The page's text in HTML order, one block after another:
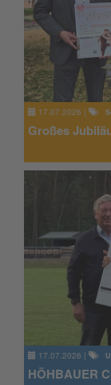
17.07.2026 |
Großes
17.07.2026 |
HÖHBAUER